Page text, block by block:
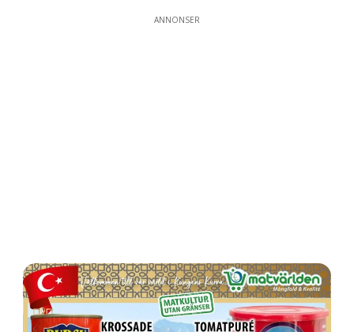
ANNONSER